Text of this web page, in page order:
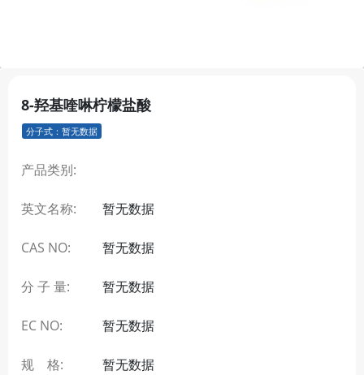
8-羟基喹啉柠檬盐酸
分子式：暂无数据
产品类别:
英文名称: 暂无数据
CAS NO: 暂无数据
分 子 量: 暂无数据
EC NO: 暂无数据
规 格: 暂无数据